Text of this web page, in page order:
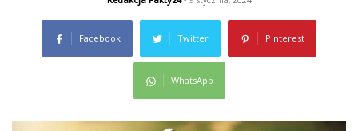
Facebook Twitter Pinterest
WhatsApp